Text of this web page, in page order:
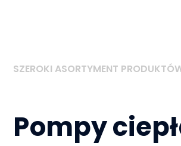
SZEROKI ASORTYMENT
Pompy